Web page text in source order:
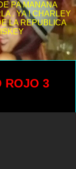
PA MANANA
. YA ! CHARLEY
LA REPUBLICA
ROJO 3